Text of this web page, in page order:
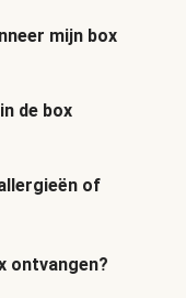
mijn box
de box
of
ontvangen?